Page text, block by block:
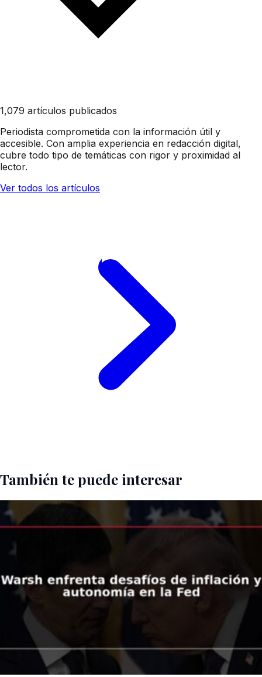
1,079 artículos publicados
Periodista comprometida con la información útil y
accesible. Con amplia experiencia en redacción digital,
cubre todo tipo de temáticas con rigor y proximidad al
lector.
Ver todos los artículos
También te puede interesar